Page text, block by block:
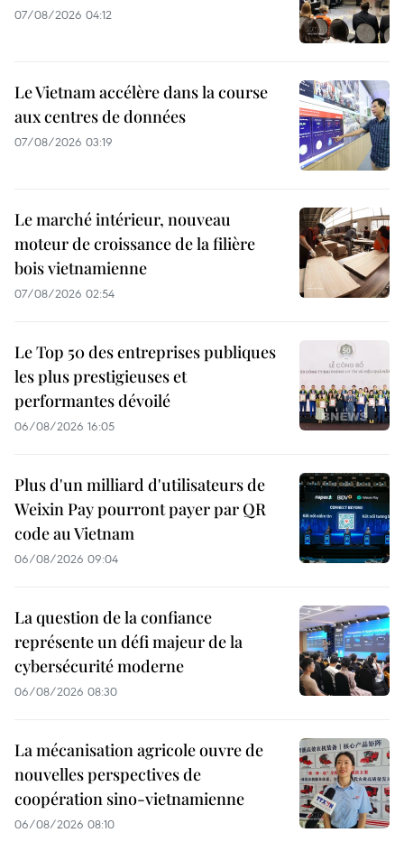
07/08/2026 04:12
Le Vietnam accélère dans la course
aux centres de données
07/08/2026 03:19
Le marché intérieur, nouveau
moteur de croissance de la filière
bois vietnamienne
07/08/2026 02:54
Le Top 50 des entreprises publiques
les plus prestigieuses et
performantes dévoilé
06/08/2026 16:05
Plus d'un milliard d'utilisateurs de
Weixin Pay pourront payer par QR
code au Vietnam
06/08/2026 09:04
La question de la confiance
représente un défi majeur de la
cybersécurité moderne
06/08/2026 08:30
La mécanisation agricole ouvre de
nouvelles perspectives de
coopération sino-vietnamienne
06/08/2026 08:10